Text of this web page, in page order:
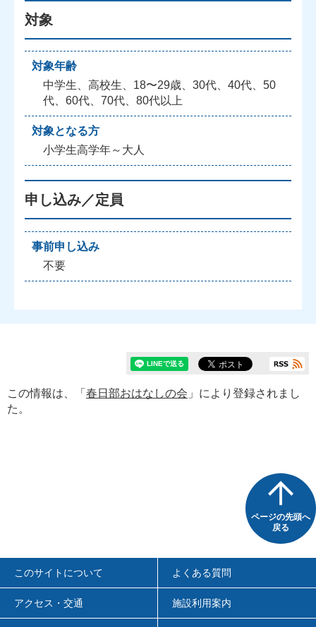
対象
対象年齢
中学生、高校生、18〜29歳、30代、40代、50
代、60代、70代、80代以上
対象となる方
小学生高学年～大人
申し込み／定員
事前申し込み
不要
この情報は、「 春日部おはなしの会 」により登録されまし
た。
ページの先頭へ
戻る
このサイトについて よくある質問
アクセス・交通 施設利用案内